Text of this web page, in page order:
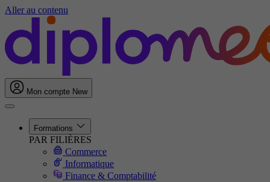
Aller au contenu
Mon compte New
Formations
PAR FILIÈRES
Commerce
Informatique
Finance & Comptabilité